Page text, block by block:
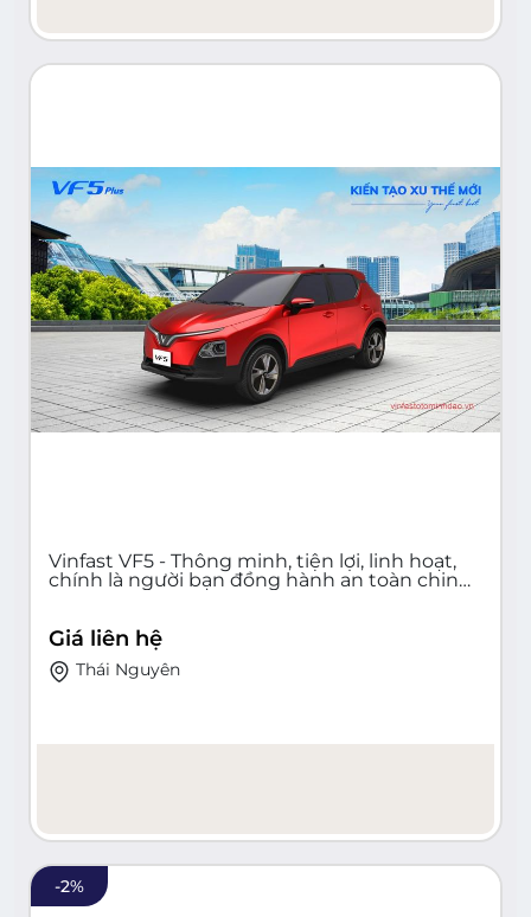
Vinfast VF5 - Thông minh, tiện lợi, linh hoạt,
chính là người bạn đồng hành an toàn chinh
Giá liên hệ
Thái Nguyên
-2%